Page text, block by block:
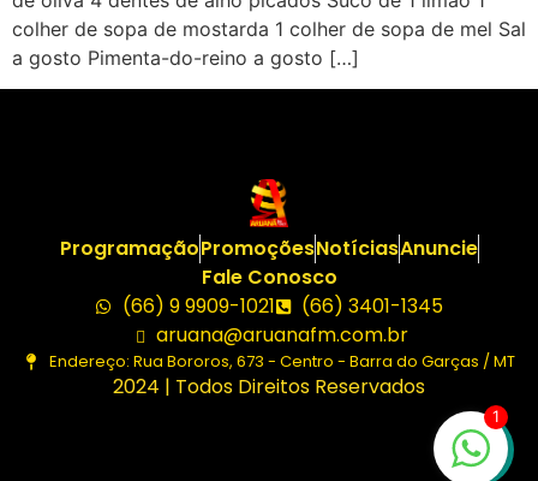
colher de sopa de mostarda 1 colher de sopa de mel Sal
a gosto Pimenta-do-reino a gosto […]
ProgramaçãoPromoçõesNotíciasAnuncie
Fale Conosco
(66) 9 9909-1021
(66) 3401-1345
aruana@aruanafm.com.br
Endereço: Rua Bororos, 673 - Centro - Barra do Garças / MT
2024 | Todos Direitos Reservados
1